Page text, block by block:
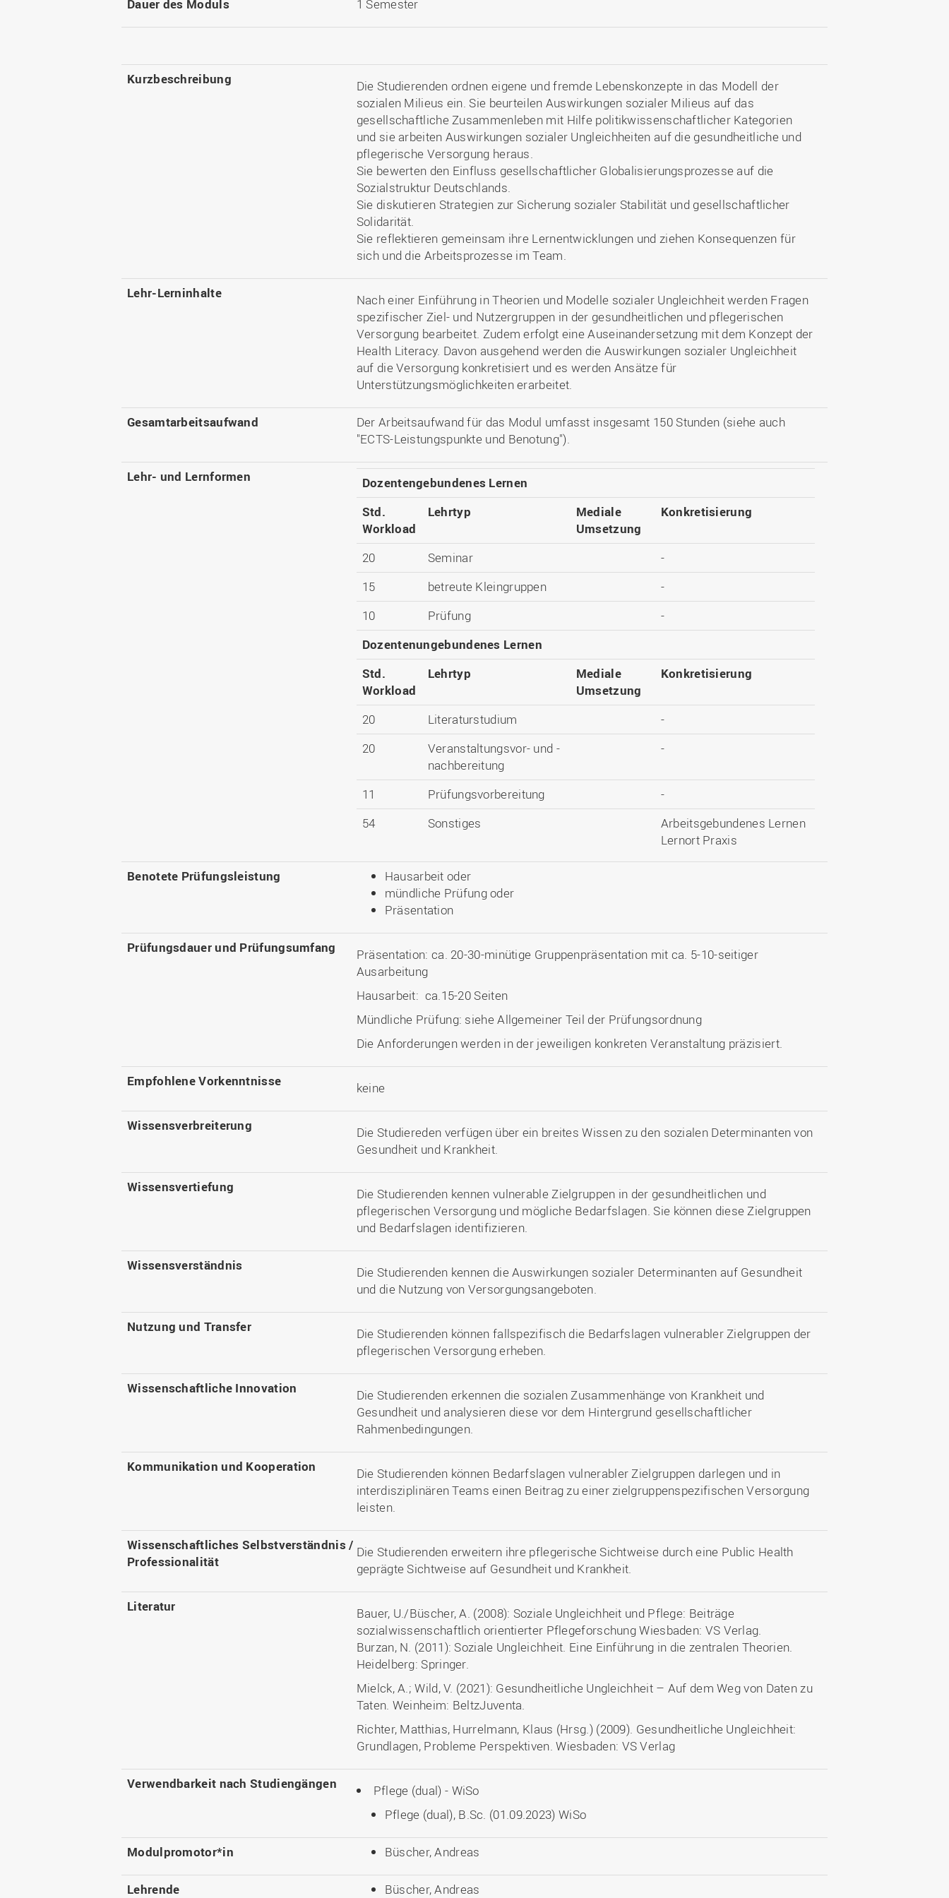
Dauer des Moduls 1 Semester
Kurzbeschreibung
Die Studierenden ordnen eigene und fremde Lebenskonzepte in das Modell der
sozialen Milieus ein. Sie beurteilen Auswirkungen sozialer Milieus auf das
gesellschaftliche Zusammenleben mit Hilfe politikwissenschaftlicher Kategorien
und sie arbeiten Auswirkungen sozialer Ungleichheiten auf die gesundheitliche und
pflegerische Versorgung heraus.
Sie bewerten den Einfluss gesellschaftlicher Globalisierungsprozesse auf die
Sozialstruktur Deutschlands.
Sie diskutieren Strategien zur Sicherung sozialer Stabilität und gesellschaftlicher
Solidarität.
Sie reflektieren gemeinsam ihre Lernentwicklungen und ziehen Konsequenzen für
sich und die Arbeitsprozesse im Team.
Lehr-Lerninhalte
Nach einer Einführung in Theorien und Modelle sozialer Ungleichheit werden Fragen
spezifischer Ziel- und Nutzergruppen in der gesundheitlichen und pflegerischen
Versorgung bearbeitet. Zudem erfolgt eine Auseinandersetzung mit dem Konzept der
Health Literacy. Davon ausgehend werden die Auswirkungen sozialer Ungleichheit
auf die Versorgung konkretisiert und es werden Ansätze für
Unterstützungsmöglichkeiten erarbeitet.
Gesamtarbeitsaufwand
Der Arbeitsaufwand für das Modul umfasst insgesamt 150 Stunden (siehe auch
"ECTS-Leistungspunkte und Benotung").
Lehr- und Lernformen
Dozentengebundenes Lernen
Std.
Workload
Lehrtyp
Mediale
Umsetzung
Konkretisierung
20 Seminar
-
15
betreute Kleingruppen
-
10
Prüfung
-
Dozentenungebundenes Lernen
Std.
Workload
Lehrtyp
Mediale
Umsetzung
Konkretisierung
20 Literaturstudium
-
20
Veranstaltungsvor- und -
nachbereitung
-
11 Prüfungsvorbereitung
-
54
Sonstiges
Arbeitsgebundenes Lernen
Lernort Praxis
Benotete Prüfungsleistung
Hausarbeit oder
mündliche Prüfung oder
Präsentation
Prüfungsdauer und Prüfungsumfang
Präsentation: ca. 20-30-minütige Gruppenpräsentation mit ca. 5-10-seitiger
Ausarbeitung
Hausarbeit: ca.15-20 Seiten
Mündliche Prüfung: siehe Allgemeiner Teil der Prüfungsordnung
Die Anforderungen werden in der jeweiligen konkreten Veranstaltung präzisiert.
Empfohlene Vorkenntnisse keine
Wissensverbreiterung
Die Studiereden verfügen über ein breites Wissen zu den sozialen Determinanten von
Gesundheit und Krankheit.
Wissensvertiefung
Die Studierenden kennen vulnerable Zielgruppen in der gesundheitlichen und
pflegerischen Versorgung und mögliche Bedarfslagen. Sie können diese Zielgruppen
und Bedarfslagen identifizieren.
Wissensverständnis
Die Studierenden kennen die Auswirkungen sozialer Determinanten auf Gesundheit
und die Nutzung von Versorgungsangeboten.
Nutzung und Transfer
Die Studierenden können fallspezifisch die Bedarfslagen vulnerabler Zielgruppen der
pflegerischen Versorgung erheben.
Wissenschaftliche Innovation
Die Studierenden erkennen die sozialen Zusammenhänge von Krankheit und
Gesundheit und analysieren diese vor dem Hintergrund gesellschaftlicher
Rahmenbedingungen.
Kommunikation und Kooperation
Die Studierenden können Bedarfslagen vulnerabler Zielgruppen darlegen und in
interdisziplinären Teams einen Beitrag zu einer zielgruppenspezifischen Versorgung
leisten.
Wissenschaftliches Selbstverständnis /
Professionalität
Die Studierenden erweitern ihre pflegerische Sichtweise durch eine Public Health
geprägte Sichtweise auf Gesundheit und Krankheit.
Literatur
Bauer, U./Büscher, A. (2008): Soziale Ungleichheit und Pflege: Beiträge
sozialwissenschaftlich orientierter Pflegeforschung Wiesbaden: VS Verlag.
Burzan, N. (2011): Soziale Ungleichheit. Eine Einführung in die zentralen Theorien.
Heidelberg: Springer.
Mielck, A.; Wild, V. (2021): Gesundheitliche Ungleichheit – Auf dem Weg von Daten zu
Taten. Weinheim: BeltzJuventa.
Richter, Matthias, Hurrelmann, Klaus (Hrsg.) (2009). Gesundheitliche Ungleichheit:
Grundlagen, Probleme Perspektiven. Wiesbaden: VS Verlag
Verwendbarkeit nach Studiengängen
Pflege (dual) - WiSo
Pflege (dual), B.Sc. (01.09.2023) WiSo
Modulpromotor*in Büscher, Andreas
Lehrende Büscher, Andreas